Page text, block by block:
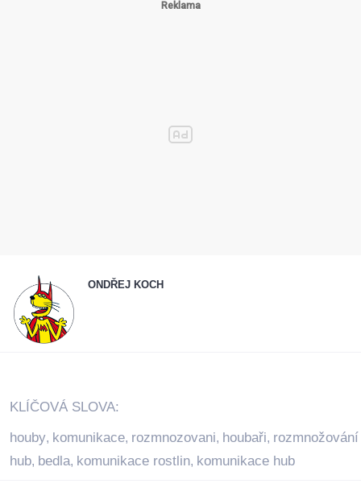
ONDŘEJ KOCH
KLÍČOVÁ SLOVA:
houby, komunikace, rozmnozovani, houbaři, rozmnožování
hub, bedla, komunikace rostlin, komunikace hub